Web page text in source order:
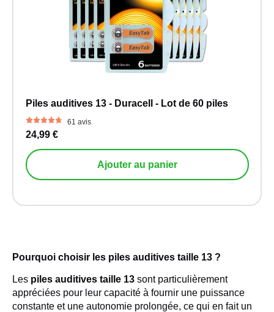
Piles auditives 13 - Duracell - Lot de 60 piles
61 avis
24,99 €
Ajouter au panier
Pourquoi choisir les piles auditives taille 13 ?
Les piles auditives taille 13 sont particulièrement
appréciées pour leur capacité à fournir une puissance
constante et une autonomie prolongée, ce qui en fait un